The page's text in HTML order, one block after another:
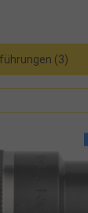
(3)